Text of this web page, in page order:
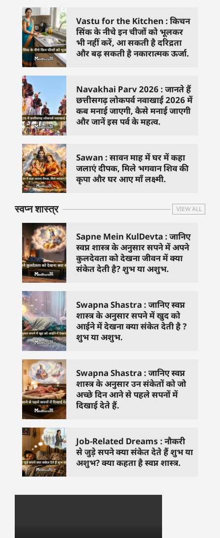
Vastu for the Kitchen : किचन
सिंक के नीचे इन चीजों को भूलकर
भी नहीं करें, आ सकती है दरिद्रता
और बढ़ सकती है नकारात्मक ऊर्जा.
Navakhai Parv 2026 : जानते हैं
छत्तीसगढ़ लोकपर्व नवाखाई 2026 में
कब मनाई जाएगी, कैसे मनाई जाएगी
और जानें इस पर्व के महत्व.
Sawan : सावन माह में घर में कहा
जलाएं दीपक, मिले भगवान शिव की
कृपा और घर आए माँ लक्ष्मी.
स्वप्न शास्त्र VIEW ALL
Sapne Mein KulDevta : जानिए
स्वप्न शास्त्र के अनुसार सपने में अपने
कुलदेवता को देखना जीवन में क्या
संकेत देती है? शुभ या अशुभ.
Swapna Shastra : जानिए स्वप्न
शास्त्र के अनुसार सपने में खुद को
आईने में देखना क्या संकेत देती है ?
शुभ या अशुभ.
Swapna Shastra : जानिए स्वप्न
शास्त्र के अनुसार उन संकेतों को जो
अच्छे दिन आने से पहले सपनों में
दिखाई देते हैं.
Job-Related Dreams : नौकरी
से जुड़े सपने क्या संकेत देते हैं शुभ या
अशुभ? क्या कहता है स्वप्न शास्त्र.